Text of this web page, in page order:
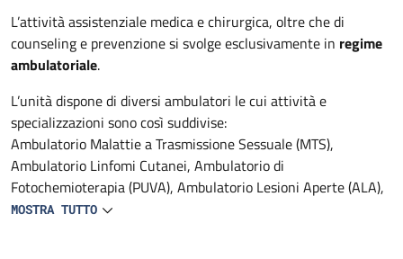
L’attività assistenziale medica e chirurgica, oltre che di
counseling e prevenzione si svolge esclusivamente in regime
ambulatoriale.
L’unità dispone di diversi ambulatori le cui attività e
specializzazioni sono così suddivise:
Ambulatorio Malattie a Trasmissione Sessuale (MTS),
Ambulatorio Linfomi Cutanei, Ambulatorio di
Fotochemioterapia (PUVA), Ambulatorio Lesioni Aperte (ALA),
Ambulatorio Psoriasi Severe, Ambulatorio Malattie Bollose,
MOSTRA TUTTO